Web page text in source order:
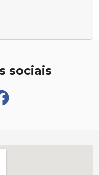
sociais